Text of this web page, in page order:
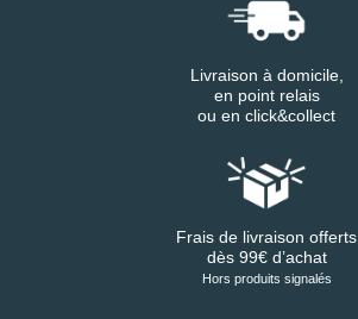
Livraison à domicile,
en point relais
ou en click&collect
Frais de livraison offerts
dès 99€ d’achat
Hors produits signalés